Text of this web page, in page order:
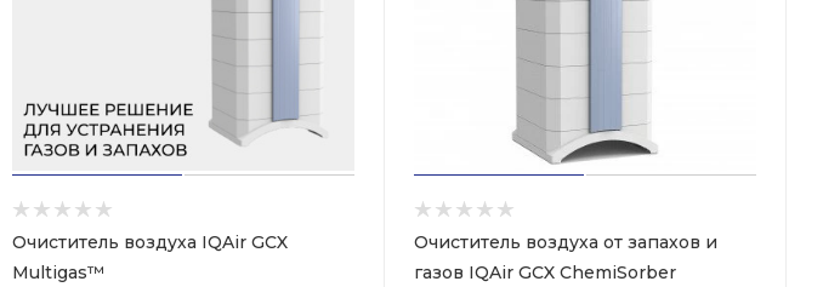
Очиститель воздуха IQAir GCX
Multigas™
Очиститель воздуха от запахов и
газов IQAir GCX ChemiSorber